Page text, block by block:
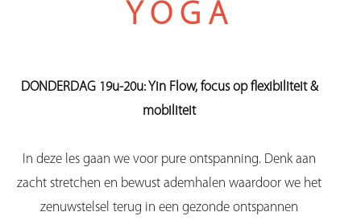
YOGA
DONDERDAG 19u-20u: Yin Flow, focus op flexibiliteit &
mobiliteit
In deze les gaan we voor pure ontspanning. Denk aan
zacht stretchen en bewust ademhalen waardoor we het
zenuwstelsel terug in een gezonde ontspannen